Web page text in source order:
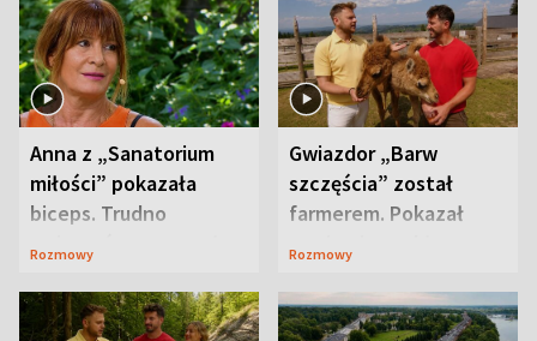
Anna z „Sanatorium
miłości” pokazała
biceps. Trudno
uwierzyć, co przeszła
Rozmowy
Gwiazdor „Barw
szczęścia” został
farmerem. Pokazał
swoje niezwykłe
Rozmowy